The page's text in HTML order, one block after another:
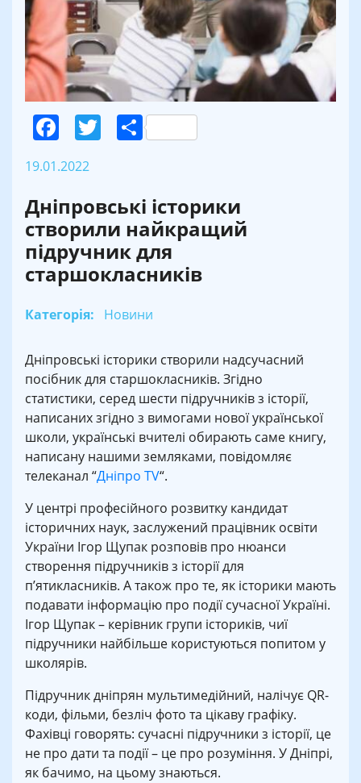
Facebook
Twitter
Поділитися
19.01.2022
Дніпровські історики
створили найкращий
підручник для
старшокласників
Категорія: Новини
Дніпровські історики створили надсучасний
посібник для старшокласників. Згідно
статистики, серед шести підручників з історії,
написаних згідно з вимогами нової української
школи, українські вчителі обирають саме книгу,
написану нашими земляками, повідомляє
телеканал “Дніпро TV“.
У центрі професійного розвитку кандидат
історичних наук, заслужений працівник освіти
України Ігор Щупак розповів про нюанси
створення підручників з історії для
п’ятикласників. А також про те, як історики мають
подавати інформацію про події сучасної Україні.
Ігор Щупак – керівник групи істориків, чиї
підручники найбільше користуються попитом у
школярів.
Підручник дніпрян мультимедійний, налічує QR-
коди, фільми, безліч фото та цікаву графіку.
Фахівці говорять: сучасні підручники з історії, це
не про дати та події – це про розуміння. У Дніпрі,
як бачимо, на цьому знаються.